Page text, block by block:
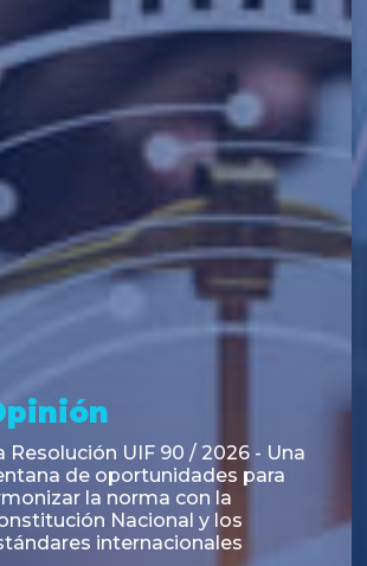
y
de Obligaciones
Clase E de Central
S.A. por un Valor Nominal
U$S 98.897.303